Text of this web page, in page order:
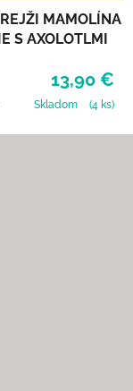
MAMOLÍNA
S AXOLOTLMI
13,90 €
Skladom (4 ks)